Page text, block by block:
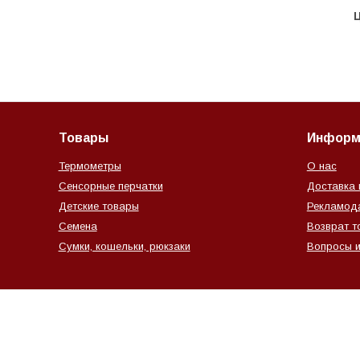
Товары
Термометры
Сенсорные перчатки
Детские товары
Семена
Сумки, кошельки, рюкзаки
О нас
Доставка
Возврат
Вопросы